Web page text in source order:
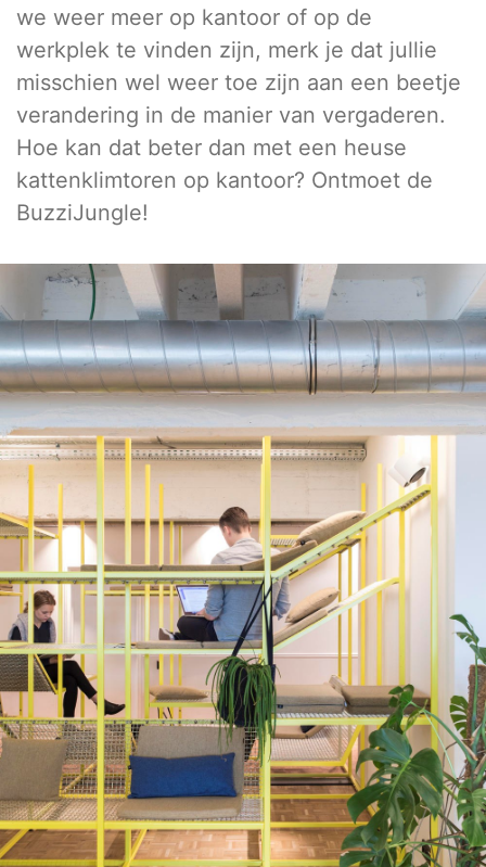
we weer meer op kantoor of op de
werkplek te vinden zijn, merk je dat jullie
misschien wel weer toe zijn aan een beetje
verandering in de manier van vergaderen.
Hoe kan dat beter dan met een heuse
kattenklimtoren op kantoor? Ontmoet de
BuzziJungle!